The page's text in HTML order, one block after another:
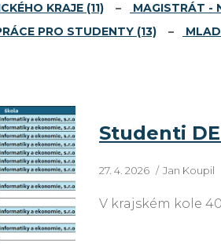
KRAJE (11) MAGISTRÁT -
PRO STUDENTY (13)
Studenti
27. 4. 2026 Jan Koupil
V krajském kole